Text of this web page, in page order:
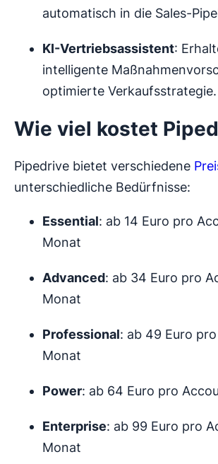
automatisch in die Sales-
KI-Vertriebsassistent:
intelligente
optimierte Verkaufsstrategie.
Wie viel kostet
Pipedrive bietet verschiedene
unterschiedliche Bedürfnisse:
Essential: ab 14 Euro pro
Monat
Advanced: ab 34 Euro pro
Monat
Professional: ab 49 Euro
Monat
Power: ab 64 Euro pro
Enterprise: ab 99 Euro pro
Monat